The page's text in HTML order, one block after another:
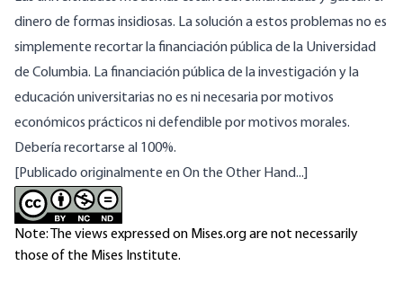
dinero de formas insidiosas. La solución a estos problemas no es
simplemente recortar la financiación pública de la Universidad
de Columbia. La financiación pública de la investigación y la
educación universitarias no es ni necesaria por motivos
económicos prácticos ni defendible por motivos morales.
Debería recortarse al 100%.
[Publicado originalmente enOn the Other Hand...]
Note: The views expressed on Mises.org are not necessarily
those of the Mises Institute.